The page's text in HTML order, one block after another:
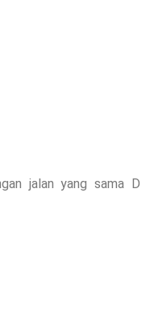
jalan yang sama D